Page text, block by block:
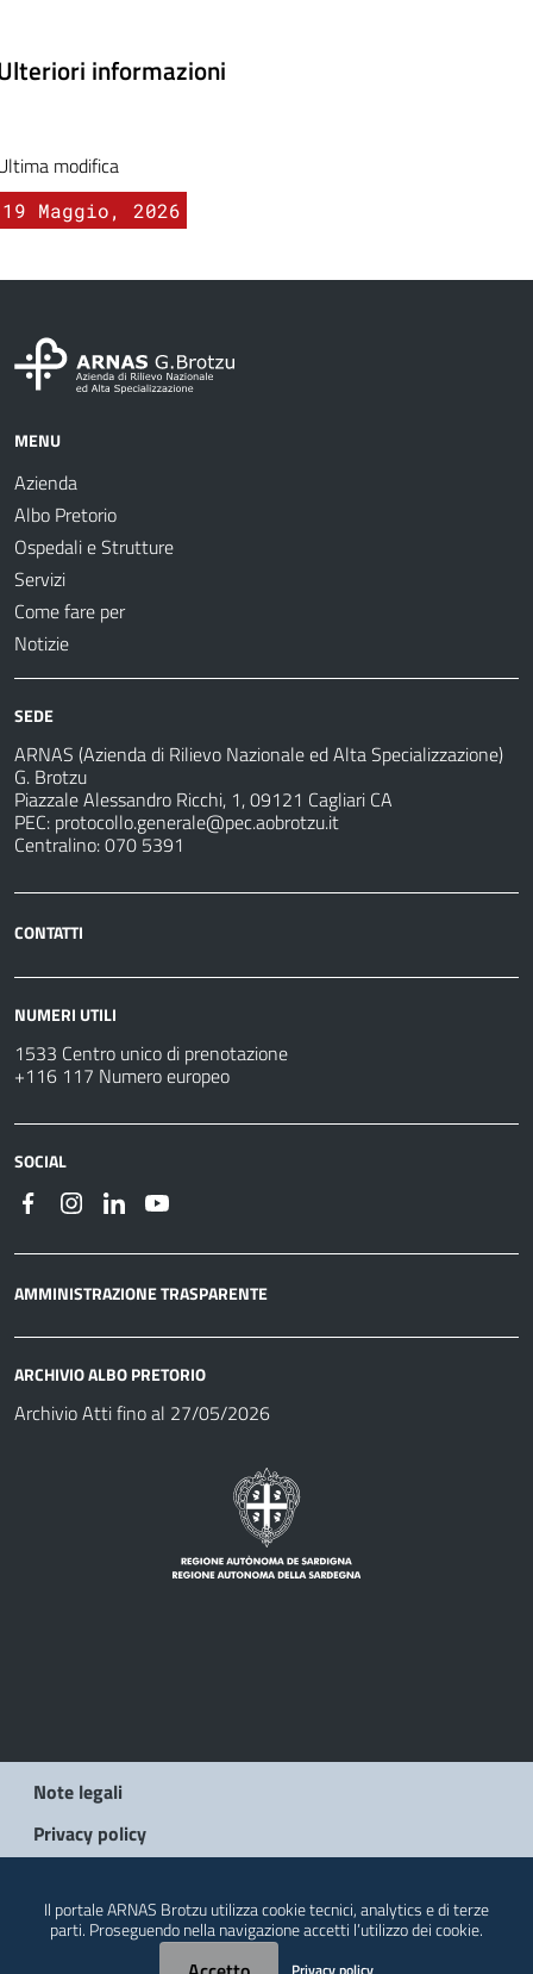
informazioni
modifica
19 Maggio, 2026
MENU
Azienda
Albo Pretorio
Ospedali e Strutture
Servizi
Come fare per
Notizie
SEDE
ARNAS (Azienda di Rilievo Nazionale ed Alta Specializzazione)
G. Brotzu
Piazzale Alessandro Ricchi, 1, 09121 Cagliari CA
PEC: protocollo.generale@pec.aobrotzu.it
Centralino: 070 5391
CONTATTI
NUMERI UTILI
1533 Centro unico di prenotazione
+116 117 Numero europeo
SOCIAL
AMMINISTRAZIONE TRASPARENTE
ARCHIVIO ALBO PRETORIO
Archivio Atti fino al 27/05/2026
Note legali
Privacy policy
Il portale ARNAS Brotzu utilizza cookie tecnici, analytics e di terze
parti. Proseguendo nella navigazione accetti l’utilizzo dei cookie.